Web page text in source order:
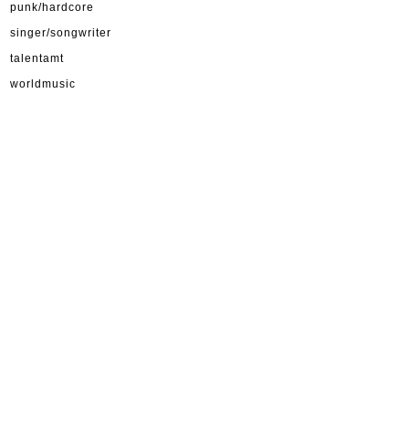
punk/hardcore
singer/songwriter
talentamt
worldmusic